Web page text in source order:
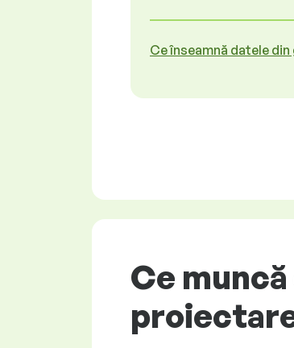
Ce înseamnă datele
Ce